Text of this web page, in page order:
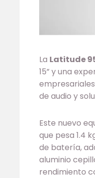
La Latitude
15” y una
de audio y
Este nuevo
que pesa 1.4
de batería,
aluminio
rendimiento